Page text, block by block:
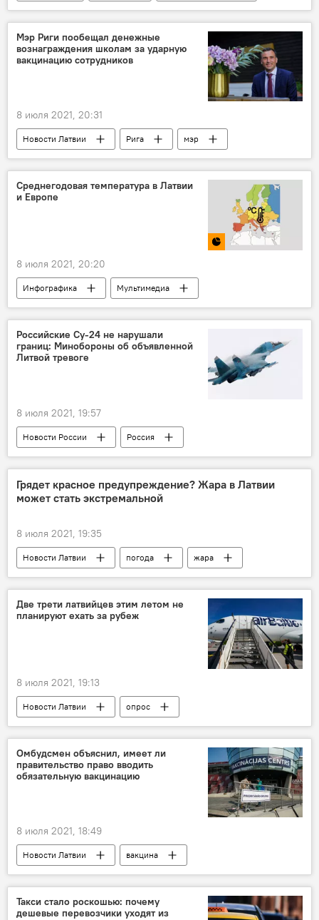
Мэр Риги пообещал денежные
вознаграждения школам за ударную
вакцинацию сотрудников
8 июля 2021, 20:31
Новости Латвии Рига
мэр
учителя
обязательная вакцинация
Среднегодовая температура в Латвии
и Европе
8 июля 2021, 20:20
Инфографика
Мультимедиа
погода
Погода в Латвии
Российские Су-24 не нарушали
границ: Минобороны об объявленной
Литвой тревоге
8 июля 2021, 19:57
Новости России
Россия
Минобороны РФ
Балтийское море
Грядет красное предупреждение? Жара в Латвии
может стать экстремальной
8 июля 2021, 19:35
Новости Латвии погода жара
Две трети латвийцев этим летом не
планируют ехать за рубеж
8 июля 2021, 19:13
Новости Латвии
опрос
путешествие
Туризм в Латвии
Омбудсмен объяснил, имеет ли
правительство право вводить
обязательную вакцинацию
8 июля 2021, 18:49
Новости Латвии
вакцина
Бюро омбудсмена
коронавирус
Такси стало роскошью: почему
дешевые перевозчики уходят из